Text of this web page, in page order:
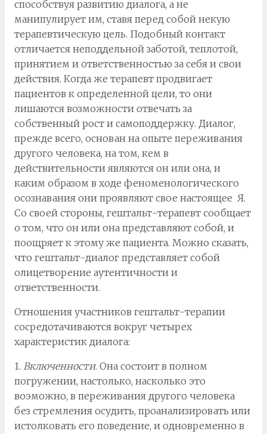
способствуя развитию диалога, а не
манипулирует им, ставя перед собой некую
терапевтическую цель. Подобный контакт
отличается неподдельной заботой, теплотой,
принятием и ответственностью за себя и свои
действия. Когда же терапевт продвигает
пациентов к определенной цели, то они
лишаются возможности отвечать за
собственный рост и самоподдержку. Диалог,
прежде всего, основан на опыте переживания
другого человека, на том, кем в
действительности являются он или она, и
каким образом в ходе феноменологического
осознавания они проявляют свое настоящее Я.
Со своей стороны, гештальт-терапевт сообщает
о том, что он или она представляют собой, и
поощряет к этому же пациента. Можно сказать,
что гештальт-диалог представляет собой
олицетворение аутентичности и
ответственности.
Отношения участников гештальт-терапии
сосредотачиваются вокруг четырех
характеристик диалога:
1. Включенности. Она состоит в полном
погружении, настолько, насколько это
воэможно, в переживания другого человека
без стремления осудить, проанализировать или
истолковать его поведение, и одновременно в